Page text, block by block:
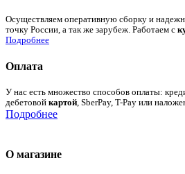
Осуществляем оперативную сборку и
точку России, а так же зарубеж. Работаем с
Подробнее
Оплата
У нас есть множество способов оплаты:
дебетовой картой, SberPay, T-Pay или
Подробнее
О магазине